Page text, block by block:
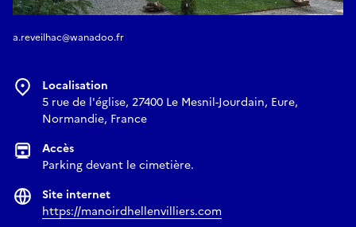
a.reveilhac@wanadoo.fr
Localisation
5 rue de l'église, 27400 Le Mesnil-Jourdain, Eure,
Normandie, France
Accès
Parking devant le cimetière.
Site internet
https://manoirdhellenvilliers.com